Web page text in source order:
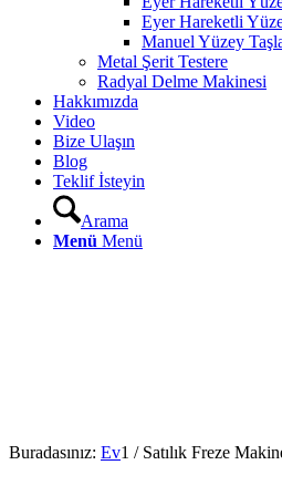
Eyer Hareketli
Manuel Yüzey
Metal Şerit Testere
Radyal Delme Makinesi
Hakkımızda
Video
Bize Ulaşın
Blog
Teklif İsteyin
Arama
Menü Menü
Buradasınız: Ev1 / Satılık Freze